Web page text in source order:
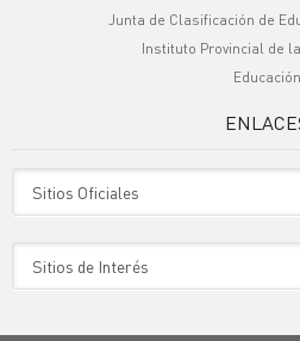
Junta de Clasificación de
Instituto Provincial de la
Educación